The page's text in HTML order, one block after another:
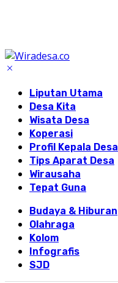
Liputan Utama
Desa Kita
Wisata Desa
Koperasi
Profil Kepala Desa
Tips Aparat Desa
Wirausaha
Tepat Guna
Budaya & Hiburan
Olahraga
Kolom
Infografis
SJD